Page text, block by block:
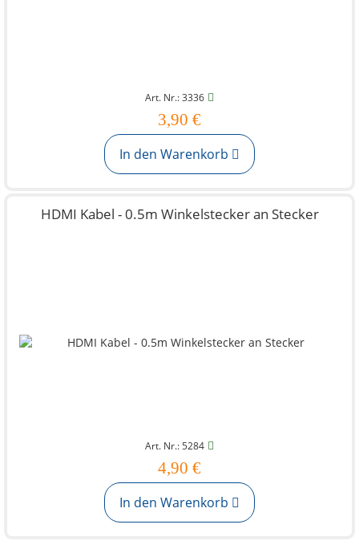
Art. Nr.: 3336
3,90 €
In den Warenkorb
HDMI Kabel - 0.5m Winkelstecker an Stecker
Art. Nr.: 5284
4,90 €
In den Warenkorb